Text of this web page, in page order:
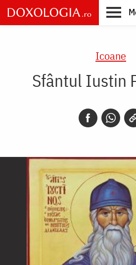
Skip
to
main
Icoane
Sfântul Iustin